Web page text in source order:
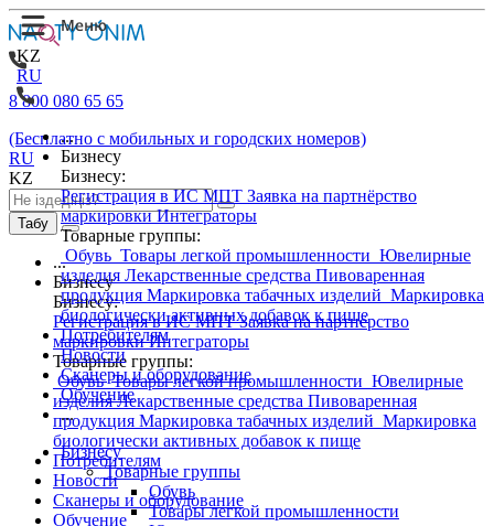
KZ
RU
...
Бизнесу
Бизнесу:
Регистрация в ИС МПТ Заявка на партнёрство
маркировкиИнтеграторы
Товарные группы:
Обувь Товары легкой промышленности Ювелирные
изделия Лекарственные средства Пивоваренная
продукция Маркировка табачных изделий Маркировка
биологически активных добавок к пище
Потребителям
Новости
Сканеры и оборудование
Обучение
...
Бизнесу
Товарные группы
Обувь
Товары легкой промышленности
8 800 080 65 65
(Бесплатно с мобильных и городских номеров)
RU
KZ
Табу
...
Бизнесу
Бизнесу:
Регистрация в ИС МПТЗаявка на партнёрство
маркировкиИнтеграторы
Товарные группы:
ОбувьТовары легкой промышленности Ювелирные
изделияЛекарственные средства Пивоваренная
продукция Маркировка табачных изделий Маркировка
биологически активных добавок к пище
Потребителям
Новости
Сканеры и оборудование
Обучение